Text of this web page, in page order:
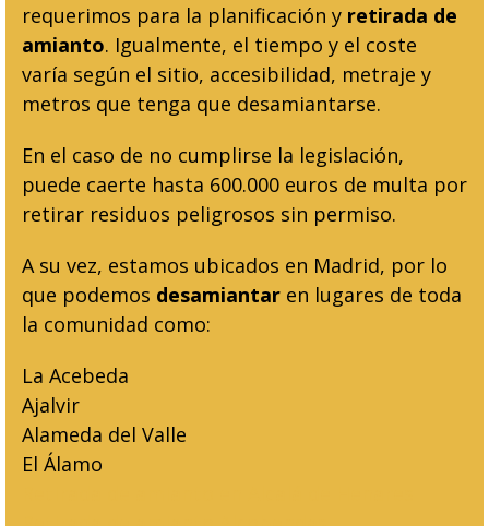
requerimos para la planificación y retirada de
amianto. Igualmente, el tiempo y el coste
varía según el sitio, accesibilidad, metraje y
metros que tenga que desamiantarse.
En el caso de no cumplirse la legislación,
puede caerte hasta 600.000 euros de multa por
retirar residuos peligrosos sin permiso.
A su vez, estamos ubicados en Madrid, por lo
que podemos desamiantar en lugares de toda
la comunidad como:
La Acebeda
Ajalvir
Alameda del Valle
El Álamo